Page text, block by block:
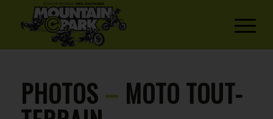
PHOTOS – MOTO TOUT-